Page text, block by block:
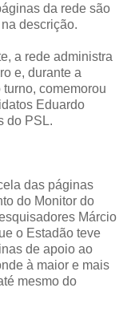
da rede são
descrição.
a rede administra
e, durante a
comemorou
Eduardo
do PSL.
das páginas
do Monitor do
Márcio
o Estadão teve
de apoio ao
à maior e mais
mesmo do